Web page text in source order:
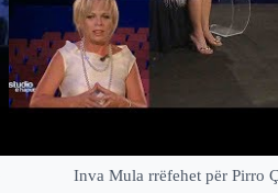
Inva Mula rrëfehet për Pirro